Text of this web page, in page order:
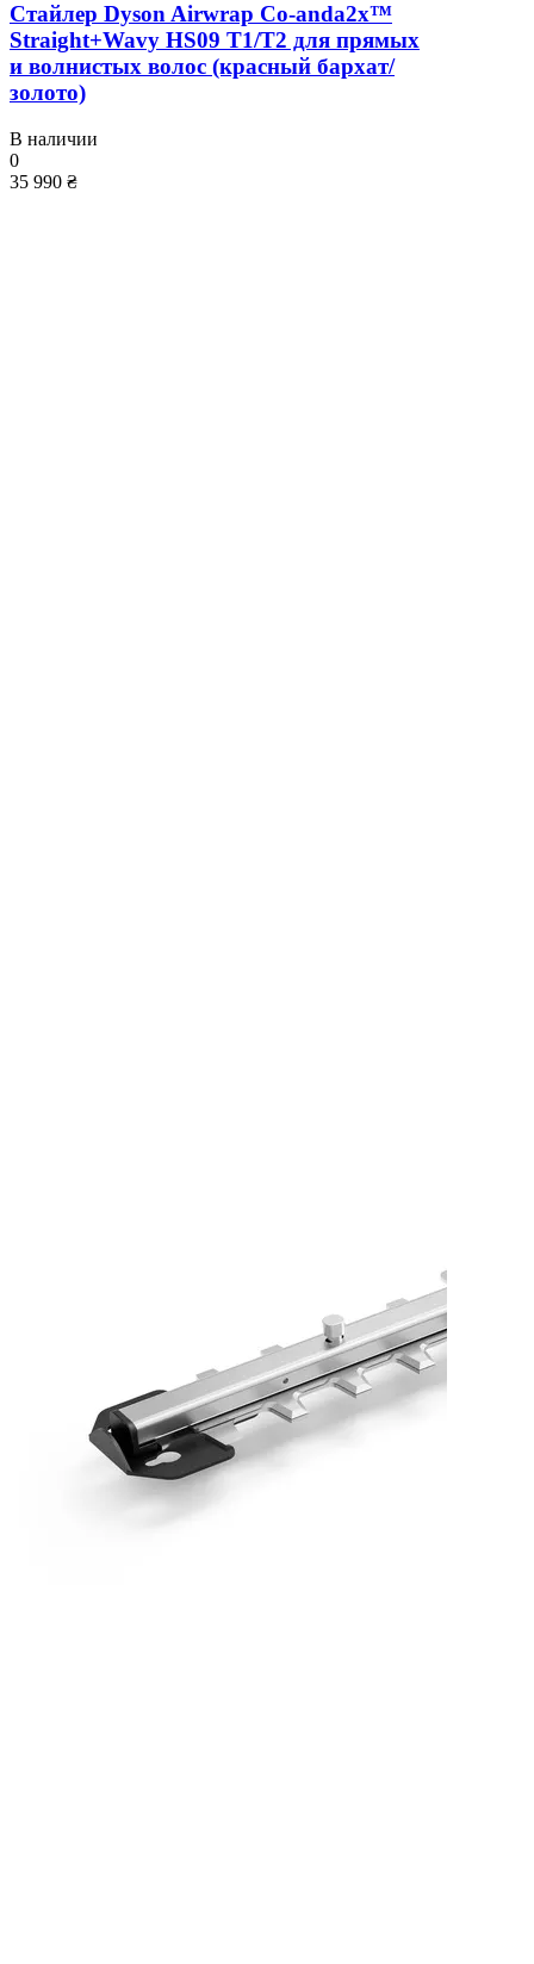
Стайлер Dyson Airwrap Co-anda2x™
Straight+Wavy HS09 T1/T2 для прямых
и волнистых волос (красный бархат/
золото)
В наличии
0
35 990 ₴